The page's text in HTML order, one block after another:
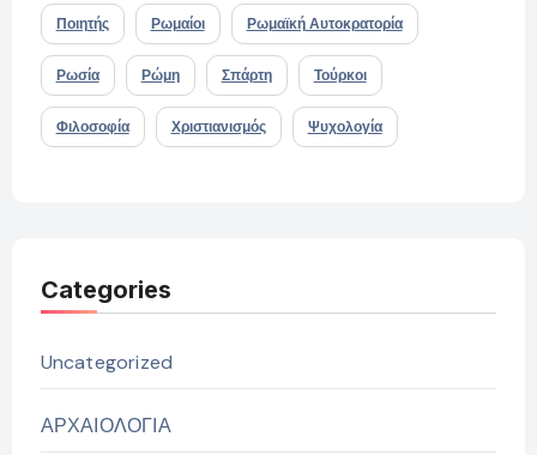
Ποιητής Ρωμαίοι Ρωμαϊκή Αυτοκρατορία
Ρωσία Ρώμη Σπάρτη Τούρκοι
Φιλοσοφία Χριστιανισμός Ψυχολογία
Categories
Uncategorized
ΑΡΧΑΙΟΛΟΓΙΑ